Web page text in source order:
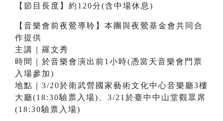
【節目長度】約120分(含中場休息)
【音樂會前夜鶯導聆】本團與夜鶯基金會共同合
作提供
主講｜羅文秀
時間｜於音樂會演出前1小時(憑當天音樂會門票
入場參加)
地點｜3/20於衛武營國家藝術文化中心音樂廳3樓
大廳(18:30驗票入場)、3/21於臺中中山堂觀眾席
(18:30驗票入場)